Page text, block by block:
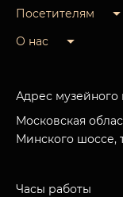
Посетителям
О нас
Адрес музейного
Московская
Минского шоссе,
Часы работы